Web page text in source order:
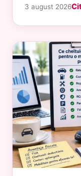
3 august 2026